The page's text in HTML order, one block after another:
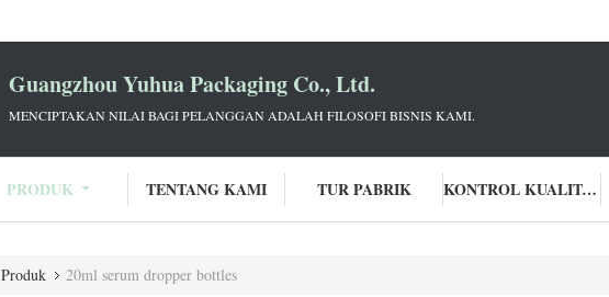
Guangzhou Yuhua Packaging Co., Ltd.
MENCIPTAKAN NILAI BAGI PELANGGAN ADALAH FILOSOFI BISNIS KAMI.
PRODUK TENTANG KAMI TUR PABRIK KONTROL KUALITAS
Produk 20ml serum dropper bottles